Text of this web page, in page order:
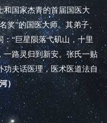
国家杰青的首届国医大
奖”的国医大师。其弟子、
“巨星陨落弋矶山，十里
一路灵归到新安。张氏一贴
功夫话医理，医术医道法自
）